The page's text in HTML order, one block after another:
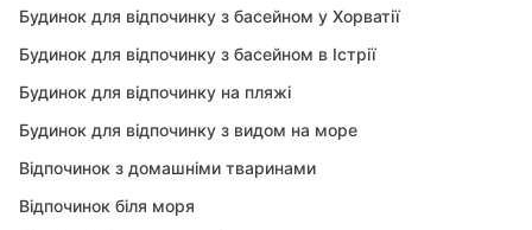
Будинок для відпочинку з басейном у Хорватії
Будинок для відпочинку з басейном в Істрії
Будинок для відпочинку на пляжі
Будинок для відпочинку з видом на море
Відпочинок з домашніми тваринами
Відпочинок біля моря